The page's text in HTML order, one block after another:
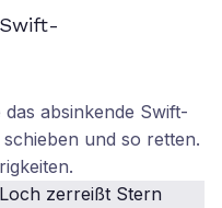
absinkende Swift-
und so retten.